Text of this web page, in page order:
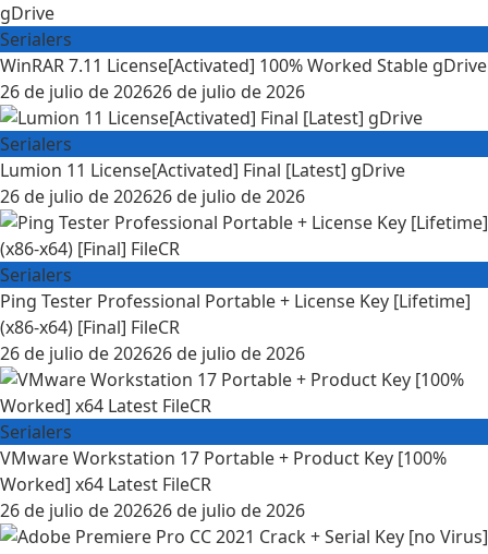
Serialers
WinRAR 7.11 License[Activated] 100% Worked Stable gDrive
Posted
on
26 de julio de 202626 de julio de 2026
Serialers
Lumion 11 License[Activated] Final [Latest] gDrive
Posted
on
26 de julio de 202626 de julio de 2026
Serialers
Ping Tester Professional Portable + License Key [Lifetime]
(x86-x64) [Final] FileCR
Posted
on
26 de julio de 202626 de julio de 2026
Serialers
VMware Workstation 17 Portable + Product Key [100%
Worked] x64 Latest FileCR
Posted
on
26 de julio de 202626 de julio de 2026